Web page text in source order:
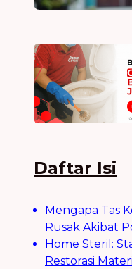
Daftar Isi
Mengapa Tas
Rusak Akibat
Home Steril:
Restorasi